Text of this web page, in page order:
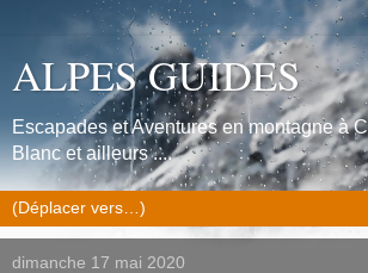
ALPES GUIDES
Escapades et Aventures en montagne à
Blanc et ailleurs ....
dimanche 17 mai 2020